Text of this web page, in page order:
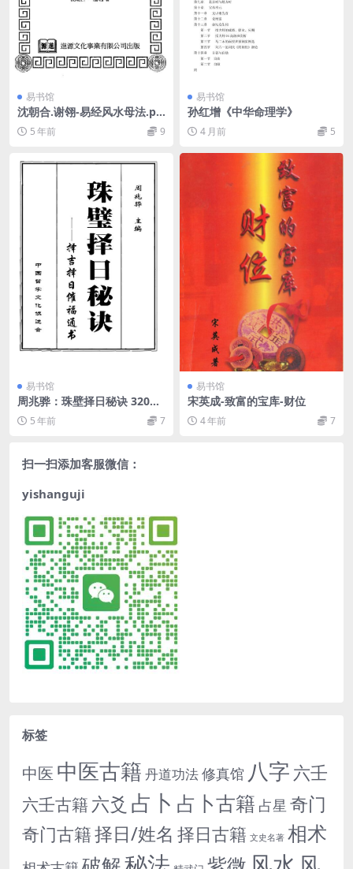
易书馆
沈朝合.谢翎-易经风水母法.pd
f
5 年前 9
易书馆
孙红增《中华命理学》
4 月前 5
易书馆
周兆骅：珠壁择日秘诀 320页.
pdf5 年前 7
易书馆
宋英成-致富的宝库-财位
4 年前 7
扫一扫添加客服微信：
yishanguji
标签
中医 中医古籍 丹道功法修真馆 八字 六壬
六壬古籍 六爻 占卜 占卜古籍 占星 奇门
奇门古籍择日/姓名 择日古籍 文史名著 相术